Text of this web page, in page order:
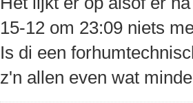
15-12 om 23:09 niets
Is di een
z'n allen even wat